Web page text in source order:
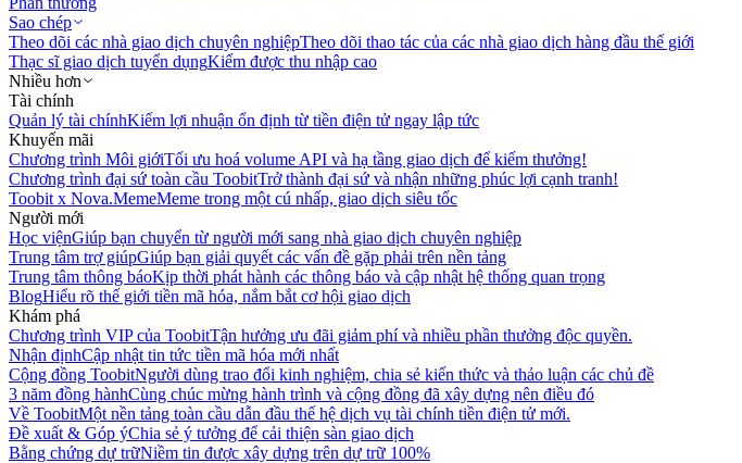
Sao chép
Theo dõi các nhà giao dịch chuyên nghiệpTheo dõi thao tác của các nhà giao dịch hàng đầu thế giới
Thạc sĩ giao dịch tuyển dụngKiếm được thu nhập cao
Nhiều hơn
Tài chính
Quản lý tài chínhKiếm lợi nhuận ổn định từ tiền điện tử ngay lập tức
Khuyến mãi
Chương trình Môi giớiTối ưu hoá volume API và hạ tầng giao dịch để kiếm thưởng!
Chương trình đại sứ toàn cầu ToobitTrở thành đại sứ và nhận những phúc lợi cạnh tranh!
Toobit x Nova.MemeMeme trong một cú nhấp, giao dịch siêu tốc
Người mới
Học việnGiúp bạn chuyển từ người mới sang nhà giao dịch chuyên nghiệp
Trung tâm trợ giúpGiúp bạn giải quyết các vấn đề gặp phải trên nền tảng
Trung tâm thông báoKịp thời phát hành các thông báo và cập nhật hệ thống quan trọng
BlogHiểu rõ thế giới tiền mã hóa, nắm bắt cơ hội giao dịch
Khám phá
Chương trình VIP của ToobitTận hưởng ưu đãi giảm phí và nhiều phần thưởng độc quyền.
Nhận địnhCập nhật tin tức tiền mã hóa mới nhất
Cộng đồng ToobitNgười dùng trao đổi kinh nghiệm, chia sẻ kiến thức và thảo luận các chủ đề
3 năm đồng hànhCùng chúc mừng hành trình và cộng đồng đã xây dựng nên điều đó
Về ToobitMột nền tảng toàn cầu dẫn đầu thế hệ dịch vụ tài chính tiền điện tử mới.
Đề xuất & Góp ýChia sẻ ý tưởng để cải thiện sàn giao dịch
Bằng chứng dự trữNiềm tin được xây dựng trên dự trữ 100%